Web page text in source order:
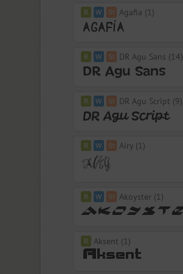
Agafia (1)
DR Agu Sans (14)
DR Agu Script (9)
Airy (1)
Akoyster (1)
Aksent (1)